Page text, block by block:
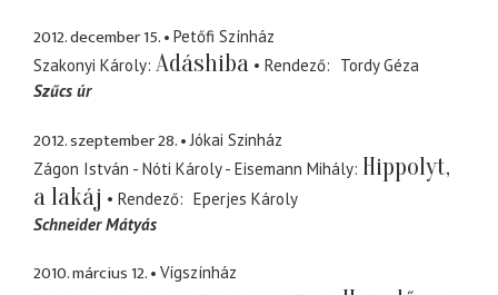
2012. december 15.
Petőfi Színház
Szakonyi Károly Adáshiba Rendező
Tordy Géza
Szűcs úr
2012. szeptember 28.
Jókai Szinház
Zágon István - Nóti Károly - Eisemann Mihály Hippolyt,
a lakáj
Rendező
Eperjes Károly
Schneider Mátyás
2010. március 12.
Vígszínház